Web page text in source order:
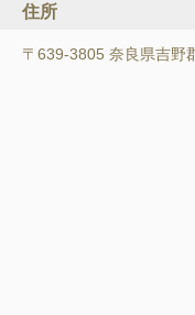
住所
〒639-3805 奈良県吉